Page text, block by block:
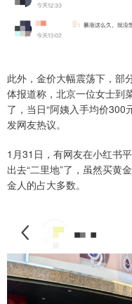
此外，金价大幅震荡下，部
体报道称，北京一位女士到
了，当日“阿姨入手均价300
发网友热议。
1月31日，有网友在小红书
出去“二里地”了，虽然买黄
金人的占大多数。